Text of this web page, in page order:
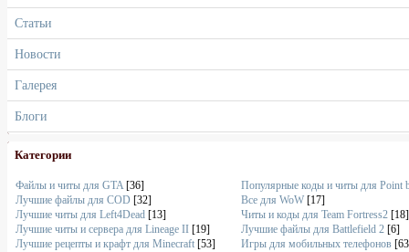
Статьи
Новости
Галерея
Блоги
Категории
Файлы и читы для GTA [36]
Популярные коды и читы для Point
Лучшие файлы для COD [32] Все для WoW [17]
Лучшие читы для Left4Dead [13] Читы и коды для Team Fortress2 [18]
Лучшие читы и сервера для Lineage II [19] Лучшие файлы для Battlefield 2 [6]
Лучшие рецепты и крафт для Minecraft [53] Игры для мобильных телефонов